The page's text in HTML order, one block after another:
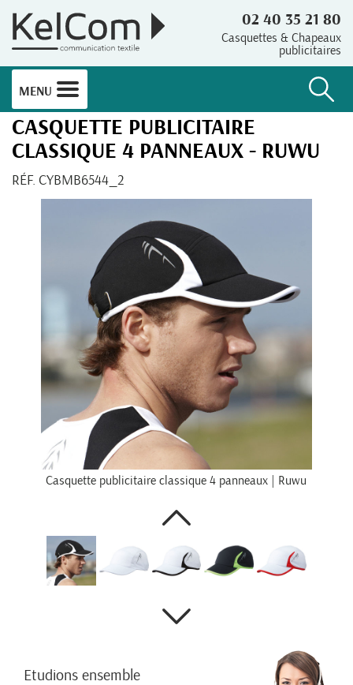
02 40 35 21 80
Casquettes & Chapeaux
publicitaires
MENU
CASQUETTE PUBLICITAIRE
CLASSIQUE 4 PANNEAUX - RUWU
RÉF. CYBMB6544_2
Casquette publicitaire classique 4 panneaux | Ruwu
Etudions ensemble